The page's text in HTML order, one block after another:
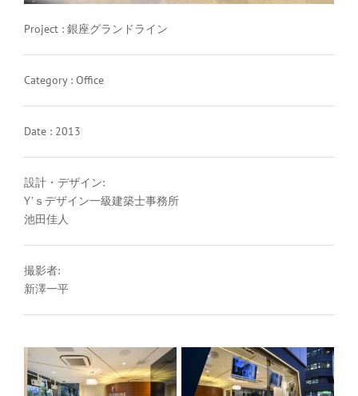
Project : 銀座グランドライン
Category : Office
Date : 2013
設計・デザイン:
Y’ｓデザイン一級建築士事務所
池田佳人
撮影者:
新澤一平